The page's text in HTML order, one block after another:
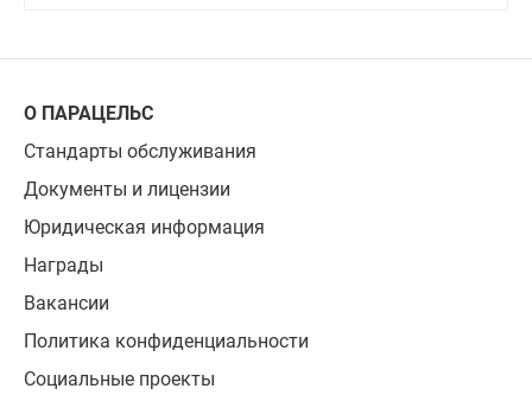
О ПАРАЦЕЛЬС
Стандарты обслуживания
Документы и лицензии
Юридическая информация
Награды
Вакансии
Политика конфиденциальности
Социальные проекты